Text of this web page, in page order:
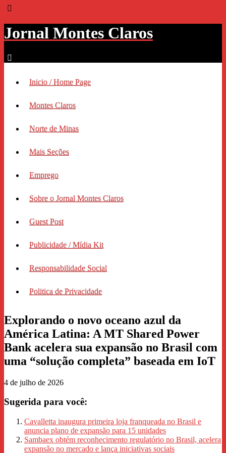
Jornal Montes Claros
Inicio / Home Page
Montes Claros
Norte de Minas
Mais Seções
Emprego
Sobre o Jornal Montes Claros
Guest Post
Publicidade / Mídia Kit
Responsabilidade Social
Politica de Privacidade
Explorando o novo oceano azul da
América Latina: A MT Shared Power
Bank acelera sua expansão no Brasil com
uma “solução completa” baseada em IoT
4 de julho de 2026
Sugerida para você:
Cavalletta inaugura primeira loja franqueada no Brasil e
anuncia plano de expansão para 15 unidades
Sambaex obtém reconhecimento regulatório no Brasil, acelera
expansão no mercado e lança iniciativas sociais